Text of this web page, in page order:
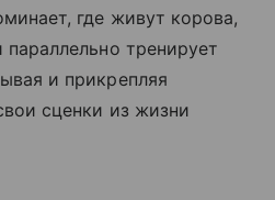
где живут корова,
тренирует
и прикрепляя
сценки из жизни